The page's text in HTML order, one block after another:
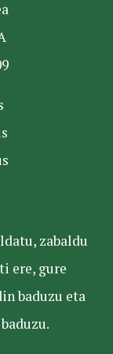
zabaldu
ere, gure
baduzu eta